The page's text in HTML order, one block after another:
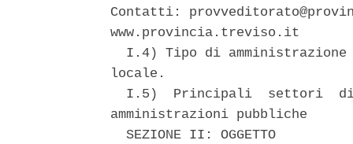
Contatti:
www.provincia.treviso.it
I.4) Tipo di
locale.
I.5)  Principali  settori
amministrazioni pubbliche
  SEZIONE II: OGGETTO